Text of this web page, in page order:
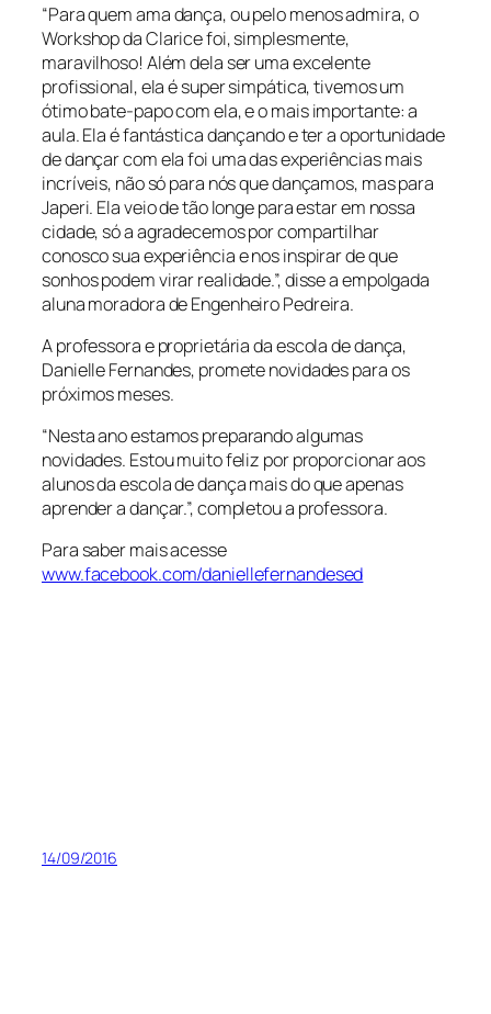
“Para quem ama dança, ou pelo menos admira, o
Workshop da Clarice foi, simplesmente,
maravilhoso! Além dela ser uma excelente
profissional, ela é super simpática, tivemos um
ótimo bate-papo com ela, e o mais importante: a
aula. Ela é fantástica dançando e ter a oportunidade
de dançar com ela foi uma das experiências mais
incríveis, não só para nós que dançamos, mas para
Japeri. Ela veio de tão longe para estar em nossa
cidade, só a agradecemos por compartilhar
conosco sua experiência e nos inspirar de que
sonhos podem virar realidade.”, disse a empolgada
aluna moradora de Engenheiro Pedreira.
A professora e proprietária da escola de dança,
Danielle Fernandes, promete novidades para os
próximos meses.
“Nesta ano estamos preparando algumas
novidades. Estou muito feliz por proporcionar aos
alunos da escola de dança mais do que apenas
aprender a dançar.”, completou a professora.
Para saber mais acesse
www.facebook.com/daniellefernandesed
14/09/2016